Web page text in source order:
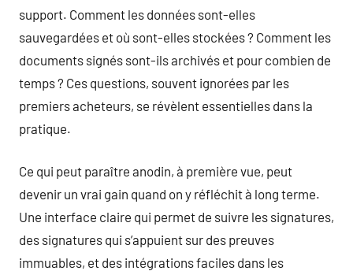
support. Comment les données sont-elles
sauvegardées et où sont-elles stockées ? Comment les
documents signés sont-ils archivés et pour combien de
temps ? Ces questions, souvent ignorées par les
premiers acheteurs, se révèlent essentielles dans la
pratique.
Ce qui peut paraître anodin, à première vue, peut
devenir un vrai gain quand on y réfléchit à long terme.
Une interface claire qui permet de suivre les signatures,
des signatures qui s’appuient sur des preuves
immuables, et des intégrations faciles dans les